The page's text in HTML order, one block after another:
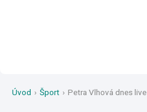
Úvod › Šport › Petra Vlhová dnes live